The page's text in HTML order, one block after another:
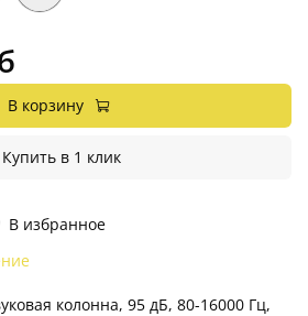
В избранное
В корзину
Купить в 1 клик
колонна, 95 дБ, 80-16000 Гц,